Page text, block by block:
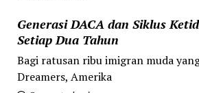
Generasi DACA dan Siklus
Setiap Dua Tahun
Bagi ratusan ribu imigran muda
Dreamers, Amerika